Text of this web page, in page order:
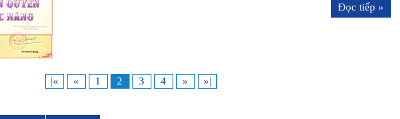
Đọc tiếp »
|« « 1 2 3 4 » »|